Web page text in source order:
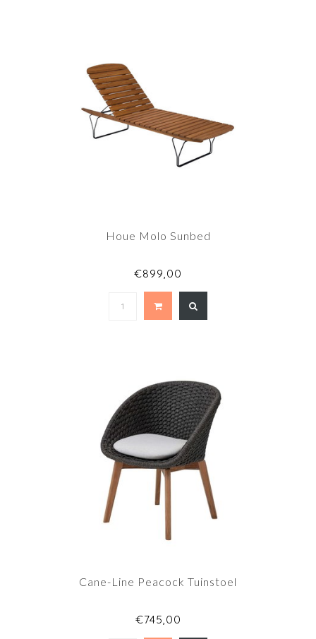
Houe Molo Sunbed
€899,00
Cane-Line Peacock Tuinstoel
€745,00